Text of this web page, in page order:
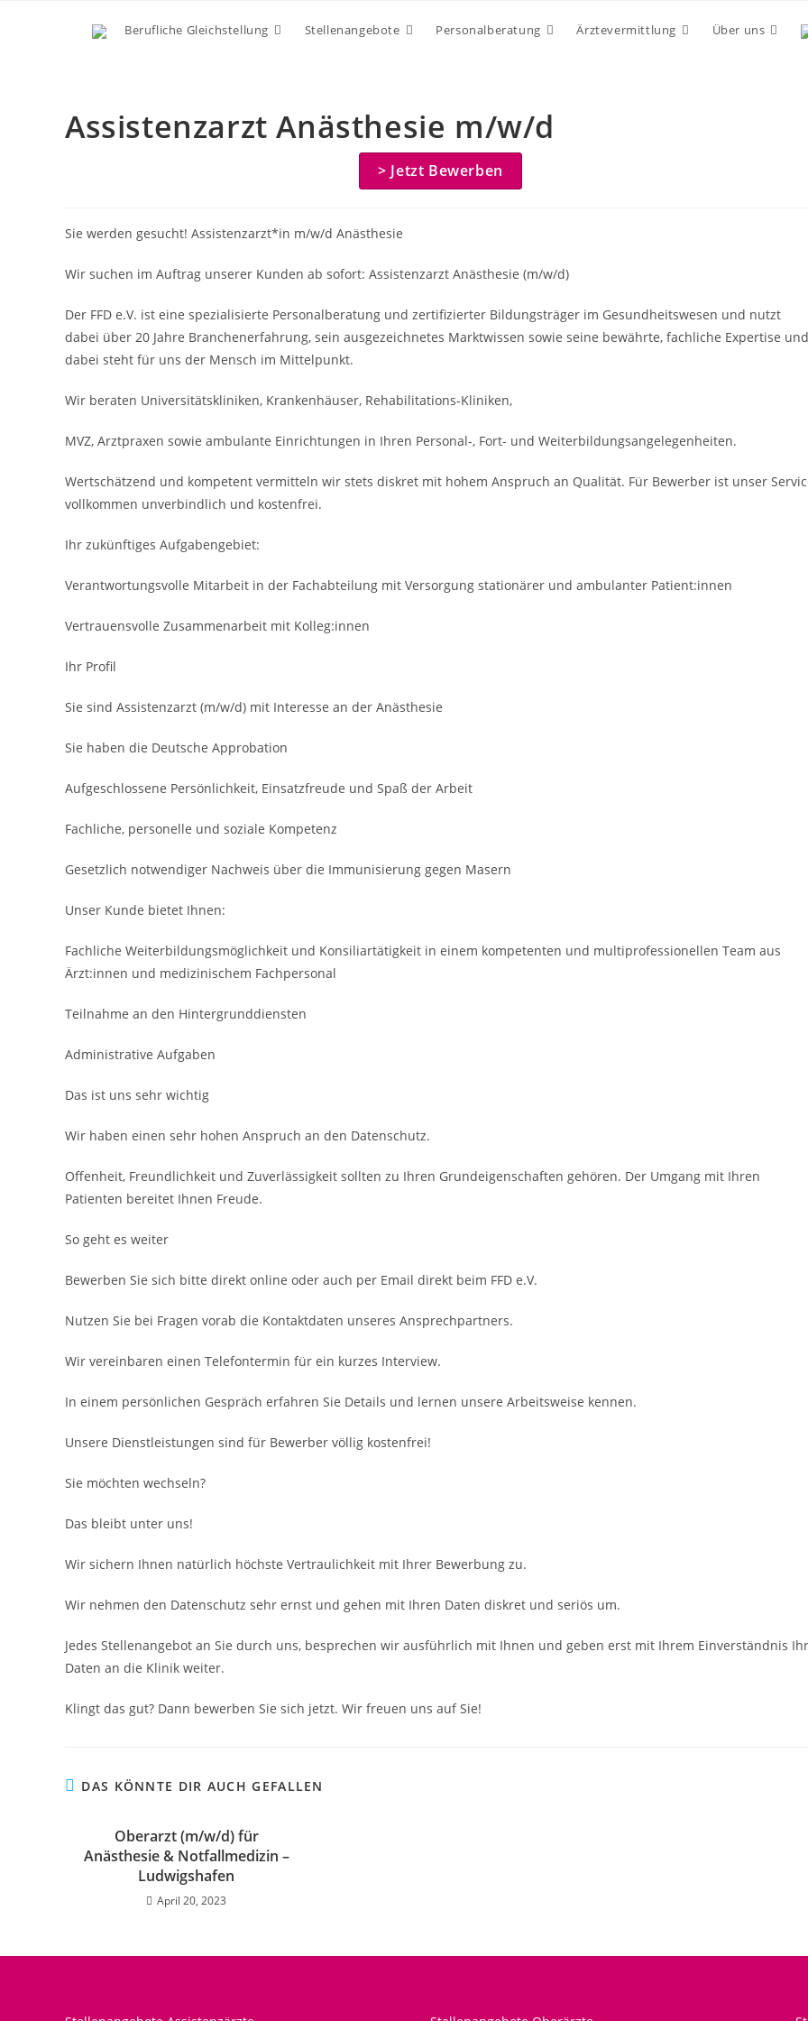
Berufliche Gleichstellung Stellenangebote Personalberatung Ärztevermittlung Über uns
Assistenzarzt Anästhesie m/w/d
> Jetzt Bewerben
Sie werden gesucht! Assistenzarzt*in m/w/d Anästhesie
Wir suchen im Auftrag unserer Kunden ab sofort: Assistenzarzt Anästhesie (m/w/d)
Der FFD e.V. ist eine spezialisierte Personalberatung und zertifizierter Bildungsträger im Gesundheitswesen und nutzt
dabei über 20 Jahre Branchenerfahrung, sein ausgezeichnetes Marktwissen sowie seine bewährte, fachliche Expertise und
dabei steht für uns der Mensch im Mittelpunkt.
Wir beraten Universitätskliniken, Krankenhäuser, Rehabilitations-Kliniken,
MVZ, Arztpraxen sowie ambulante Einrichtungen in Ihren Personal-, Fort- und Weiterbildungsangelegenheiten.
Wertschätzend und kompetent vermitteln wir stets diskret mit hohem Anspruch an Qualität. Für Bewerber ist unser
vollkommen unverbindlich und kostenfrei.
Ihr zukünftiges Aufgabengebiet:
Verantwortungsvolle Mitarbeit in der Fachabteilung mit Versorgung stationärer und ambulanter Patient:innen
Vertrauens­volle Zusammenarbeit mit Kolleg:innen
Ihr Profil
Sie sind Assistenzarzt (m/w/d) mit Interesse an der Anästhesie
Sie haben die Deutsche Approbation
Aufgeschlossene Persönlich­keit, Einsatzfreude und Spaß der Arbeit
Fachliche, personelle und soziale Kompetenz
Gesetzlich notwendiger Nachweis über die Immuni­sierung gegen Masern
Unser Kunde bietet Ihnen:
Fachliche Weiterbildungsmöglichkeit und Konsiliar­tätigkeit in einem kompe­tenten und multiprofessio­nellen Team aus
Ärzt:innen und medizinischem Fach­personal
Teilnahme an den Hinter­grund­diensten
Administrative Aufgaben
Das ist uns sehr wichtig
Wir haben einen sehr hohen Anspruch an den Datenschutz.
Offenheit, Freundlichkeit und Zuverlässigkeit sollten zu Ihren Grundeigenschaften gehören. Der Umgang mit Ihren
Patienten bereitet Ihnen Freude.
So geht es weiter
Bewerben Sie sich bitte direkt online oder auch per Email direkt beim FFD e.V.
Nutzen Sie bei Fragen vorab die Kontaktdaten unseres Ansprechpartners.
Wir vereinbaren einen Telefontermin für ein kurzes Interview.
In einem persönlichen Gespräch erfahren Sie Details und lernen unsere Arbeitsweise kennen.
Unsere Dienstleistungen sind für Bewerber völlig kostenfrei!
Sie möchten wechseln?
Das bleibt unter uns!
Wir sichern Ihnen natürlich höchste Vertraulichkeit mit Ihrer Bewerbung zu.
Wir nehmen den Datenschutz sehr ernst und gehen mit Ihren Daten diskret und seriös um.
Jedes Stellenangebot an Sie durch uns, besprechen wir ausführlich mit Ihnen und geben erst mit Ihrem Einverständnis
Daten an die Klinik weiter.
Klingt das gut? Dann bewerben Sie sich jetzt. Wir freuen uns auf Sie!
DAS KÖNNTE DIR AUCH GEFALLEN
Oberarzt (m/w/d) für
Anästhesie & Notfallmedizin –
Ludwigshafen
April 20, 2023